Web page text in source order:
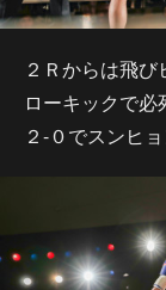
２Ｒからは飛
ローキックで必
２-０でスンヒ